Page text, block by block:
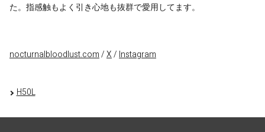
た。指感触もよく引き心地も抜群で愛用してます。
nocturnalbloodlust.com/ X/ Instagram
H50L